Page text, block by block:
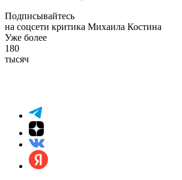
Подписывайтесь
на соцсети критика Михаила Костина
Уже более
180
тысяч